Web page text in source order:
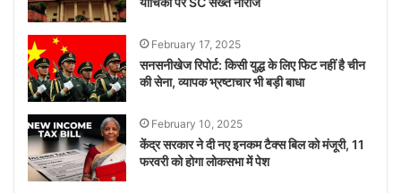
February 17, 2025
सनसनीखेज रिपोर्ट: किसी युद्ध के लिए फिट नहीं है चीन
की सेना, व्‍यापक भ्रष्टाचार भी बड़ी बाधा
February 10, 2025
केंद्र सरकार ने दी नए इनकम टैक्स बिल को मंजूरी, 11
फरवरी को होगा लोकसभा में पेश